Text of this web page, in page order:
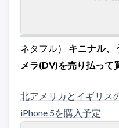
ネタフル） キニナル、
メラ(DV)を売り払って
北アメリカとイギリス
iPhone 5を購入予定